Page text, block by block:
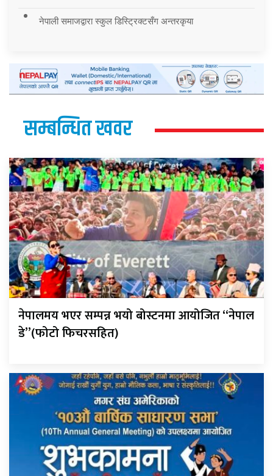
नेपाली समाजद्वारा स्कुल डिस्ट्रिक्टसँग अन्तरकृया
सम्बन्धित खवर
नेपालमय भएर सम्पन्न भयो बोस्टनमा आयोजित “नेपाल
डे”(फोटो फिचरसहित)